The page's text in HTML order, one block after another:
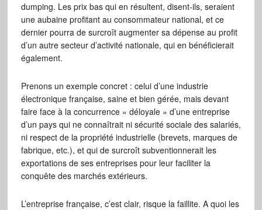
dumping. Les prix bas qui en résultent, disent-ils, seraient
une aubaine profitant au consommateur national, et ce
dernier pourra de surcroît augmenter sa dépense au profit
d’un autre secteur d’activité nationale, qui en bénéficierait
également.
Prenons un exemple concret : celui d’une industrie
électronique française, saine et bien gérée, mais devant
faire face à la concurrence « déloyale » d’une entreprise
d’un pays qui ne connaîtrait ni sécurité sociale des salariés,
ni respect de la propriété industrielle (brevets, marques de
fabrique, etc.), et qui de surcroît subventionnerait les
exportations de ses entreprises pour leur faciliter la
conquête des marchés extérieurs.
L’entreprise française, c’est clair, risque la faillite. A quoi les